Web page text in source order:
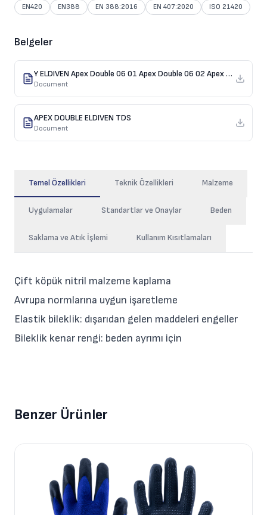
EN420 EN388 EN 388:2016 EN 407:2020 ISO 21420
Belgeler
Y ELDIVEN Apex Double 06 01 Apex Double 06 02 Apex Double 06 03 ID 887972
Document
APEX DOUBLE ELDIVEN TDS
Document
Temel Özellikleri Teknik Özellikleri Malzeme
Uygulamalar Standartlar ve Onaylar Beden
Saklama ve Atık İşlemi Kullanım Kısıtlamaları
Çift köpük nitril malzeme kaplama
Avrupa normlarına uygun işaretleme
Elastik bileklik: dışarıdan gelen maddeleri engeller
Bileklik kenar rengi: beden ayrımı için
Benzer Ürünler